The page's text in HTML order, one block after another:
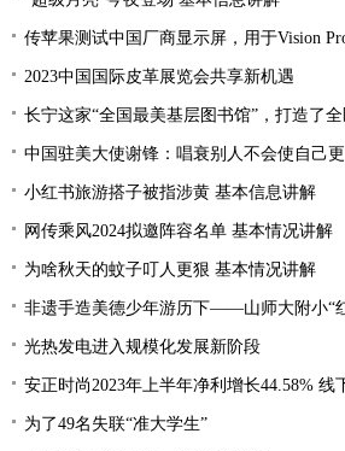
传苹果测试中国厂商显示屏，用于Vision
2023中国国际皮革展览会共享新机遇
长宁这家“全国最美基层图书馆”，打造了全
中国驻美大使谢锋：唱衰别人不会使自己更好，中国
小红书旅游搭子被指涉黄 基本信息讲解
网传乘风2024拟邀阵容名单 基本情况讲解
为啥秋天的蚊子叮人更狠 基本情况讲解
非遗手造美德少年游历下——山师大附小“
光热发电进入规模化发展新阶段
安正时尚2023年上半年净利增长44.58% 线下
为了49名失联“准大学生”